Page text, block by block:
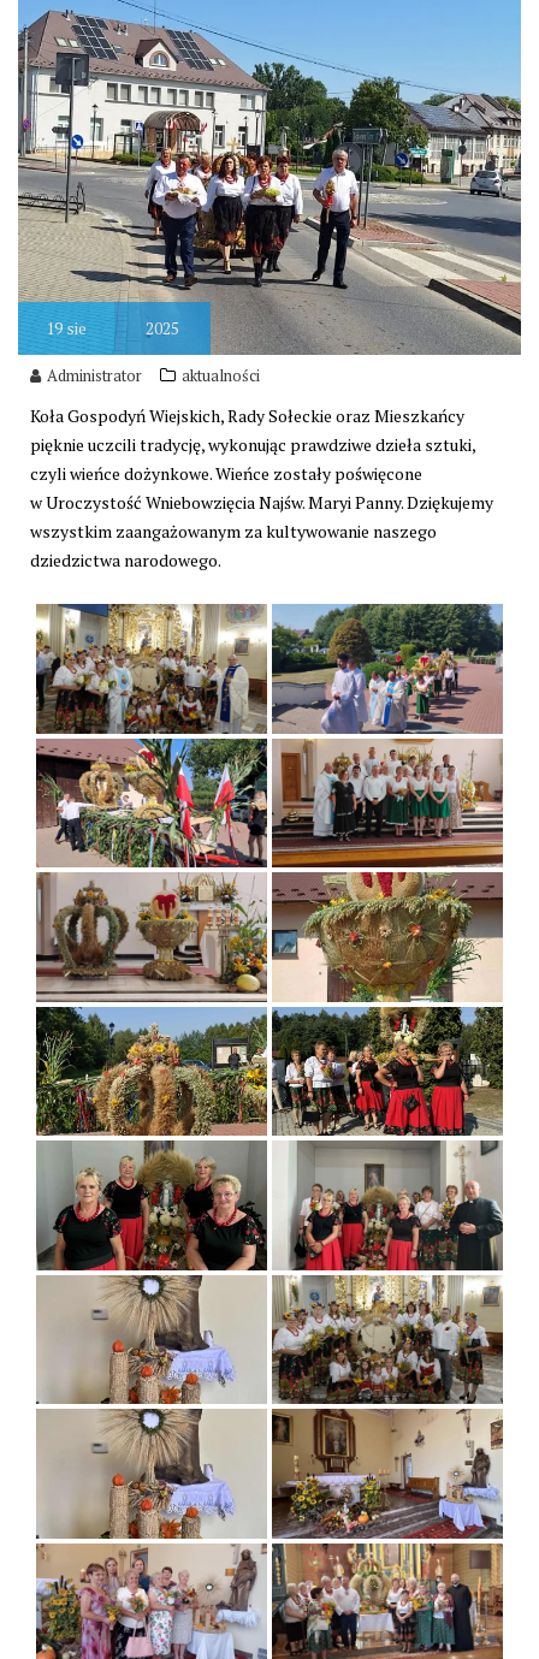
19 sie 2025
Administrator aktualności
Koła Gospodyń Wiejskich, Rady Sołeckie oraz Mieszkańcy
pięknie uczcili tradycję, wykonując prawdziwe dzieła sztuki,
czyli wieńce dożynkowe. Wieńce zostały poświęcone
w Uroczystość Wniebowzięcia Najśw. Maryi Panny. Dziękujemy
wszystkim zaangażowanym za kultywowanie naszego
dziedzictwa narodowego.